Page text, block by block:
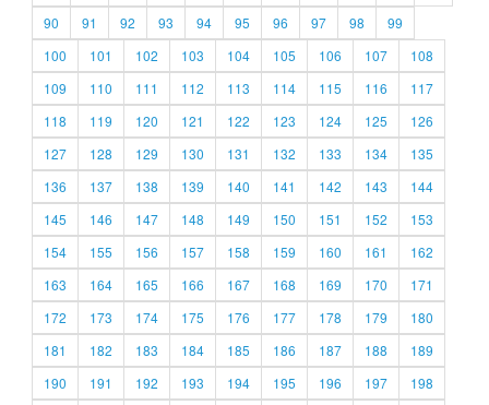
90
91 92 93 94 95 96 97 98
99
100
101 102 103 104 105 106 107
108
109
110 111 112 113 114 115 116
117
118
119 120 121 122 123 124 125
126
127
128 129 130 131 132 133 134
135
136
137 138 139 140 141 142 143
144
145
146 147 148 149 150 151 152
153
154
155 156 157 158 159 160 161
162
163
164 165 166 167 168 169 170
171
172
173 174 175 176 177 178 179
180
181
182 183 184 185 186 187 188
189
190
191 192 193 194 195 196 197
198